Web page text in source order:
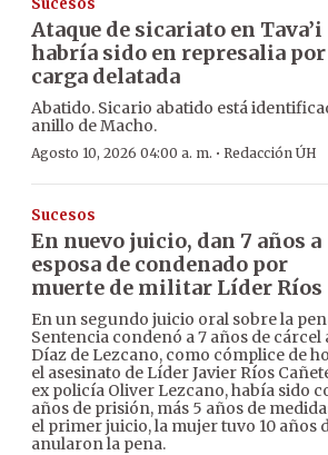
Sucesos
Ataque de sicariato en Tava’i
habría sido en represalia por
carga delatada
Abatido. Sicario abatido está
anillo de Macho.
Agosto 10, 2026 04:00 a. m. · Redacción ÚH
Sucesos
En nuevo juicio, dan 7 años a
esposa de condenado por
muerte de militar Líder Ríos
En un segundo juicio oral sobre la
Sentencia condenó a 7 años de cárcel
Díaz de Lezcano, como cómplice de
el asesinato de Líder Javier Ríos
ex policía Oliver Lezcano, había sido
años de prisión, más 5 años de
el primer juicio, la mujer tuvo 10 años
anularon la pena.